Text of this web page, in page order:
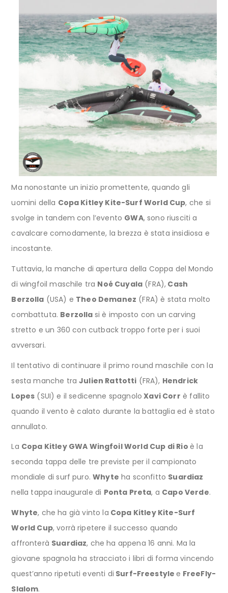
Ma nonostante un inizio promettente, quando gli
uomini della Copa Kitley Kite-Surf World Cup, che si
svolge in tandem con l’evento GWA, sono riusciti a
cavalcare comodamente, la brezza è stata insidiosa e
incostante.
Tuttavia, la manche di apertura della Coppa del Mondo
di wingfoil maschile tra Noé Cuyala (FRA), Cash
Berzolla (USA) e Theo Demanez (FRA) è stata molto
combattuta. Berzolla si è imposto con un carving
stretto e un 360 con cutback troppo forte per i suoi
avversari.
Il tentativo di continuare il primo round maschile con la
sesta manche traJulien Rattotti (FRA), Hendrick
Lopes (SUI) e il sedicenne spagnolo Xavi Corr è fallito
quando il vento è calato durante la battaglia ed è stato
annullato.
La Copa Kitley GWA Wingfoil World Cup di Rio è la
seconda tappa delle tre previste per il campionato
mondiale di surf puro.Whyte ha sconfitto Suardiaz
nella tappa inaugurale di Ponta Preta, a Capo Verde.
Whyte, che ha già vinto la Copa Kitley Kite-Surf
World Cup, vorrà ripetere il successo quando
affronterà Suardiaz, che ha appena 16 anni. Ma la
giovane spagnola ha stracciato i libri di forma vincendo
quest’anno ripetuti eventi di Surf-Freestylee FreeFly-
Slalom.